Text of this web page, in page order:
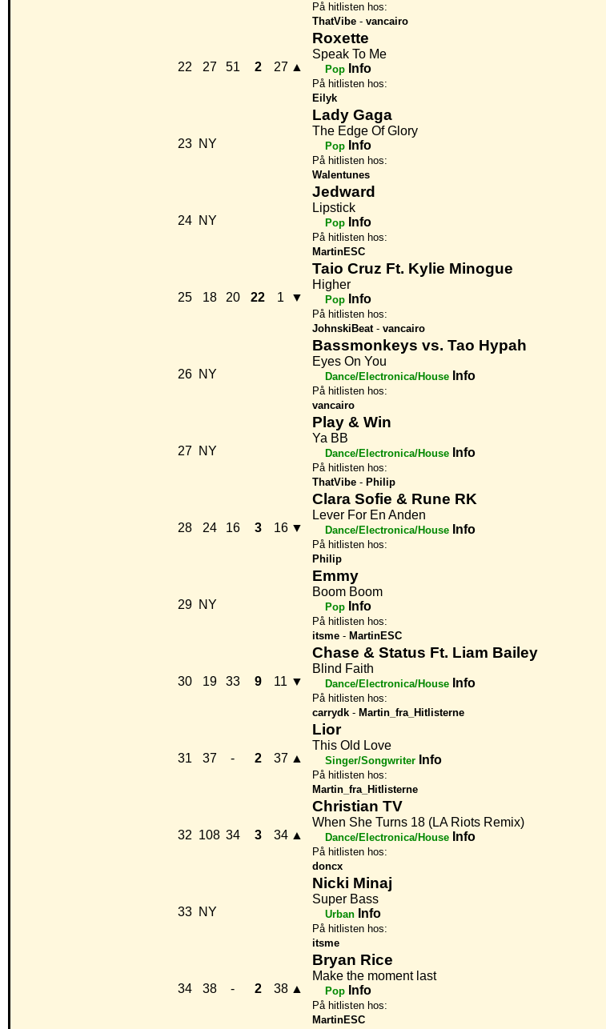
På hitlisten hos:
ThatVibe - vancairo
22 27 51 2 27 ▲
Roxette
Speak To Me
Pop Info
På hitlisten hos:
Eilyk
23 NY
Lady Gaga
The Edge Of Glory
Pop Info
På hitlisten hos:
Walentunes
24 NY
Jedward
Lipstick
Pop Info
På hitlisten hos:
MartinESC
25 18 20 22 1 ▼
Taio Cruz Ft. Kylie Minogue
Higher
Pop Info
På hitlisten hos:
JohnskiBeat- vancairo
26 NY
Bassmonkeys vs. Tao Hypah
Eyes On You
Dance/Electronica/House Info
På hitlisten hos:
vancairo
27 NY
Play & Win
Ya BB
Dance/Electronica/House Info
På hitlisten hos:
ThatVibe - Philip
28 24 16 3 16 ▼
Clara Sofie & Rune RK
Lever For En Anden
Dance/Electronica/House Info
På hitlisten hos:
Philip
29 NY
Emmy
Boom Boom
Pop Info
På hitlisten hos:
itsme - MartinESC
30 19 33 9 11 ▼
Chase & Status Ft. Liam Bailey
Blind Faith
Dance/Electronica/House Info
På hitlisten hos:
carrydk - Martin_fra_Hitlisterne
31 37 - 2 37 ▲
Lior
This Old Love
Singer/Songwriter Info
På hitlisten hos:
Martin_fra_Hitlisterne
32 108 34 3 34 ▲
Christian TV
When She Turns 18 (LA Riots Remix)
Dance/Electronica/House Info
På hitlisten hos:
doncx
33 NY
Nicki Minaj
Super Bass
Urban Info
På hitlisten hos:
itsme
34 38 - 2 38 ▲
Bryan Rice
Make the moment last
Pop Info
På hitlisten hos:
MartinESC